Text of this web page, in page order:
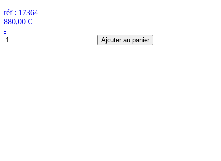
réf : 17364
880,00 €
-
Ajouter au panier